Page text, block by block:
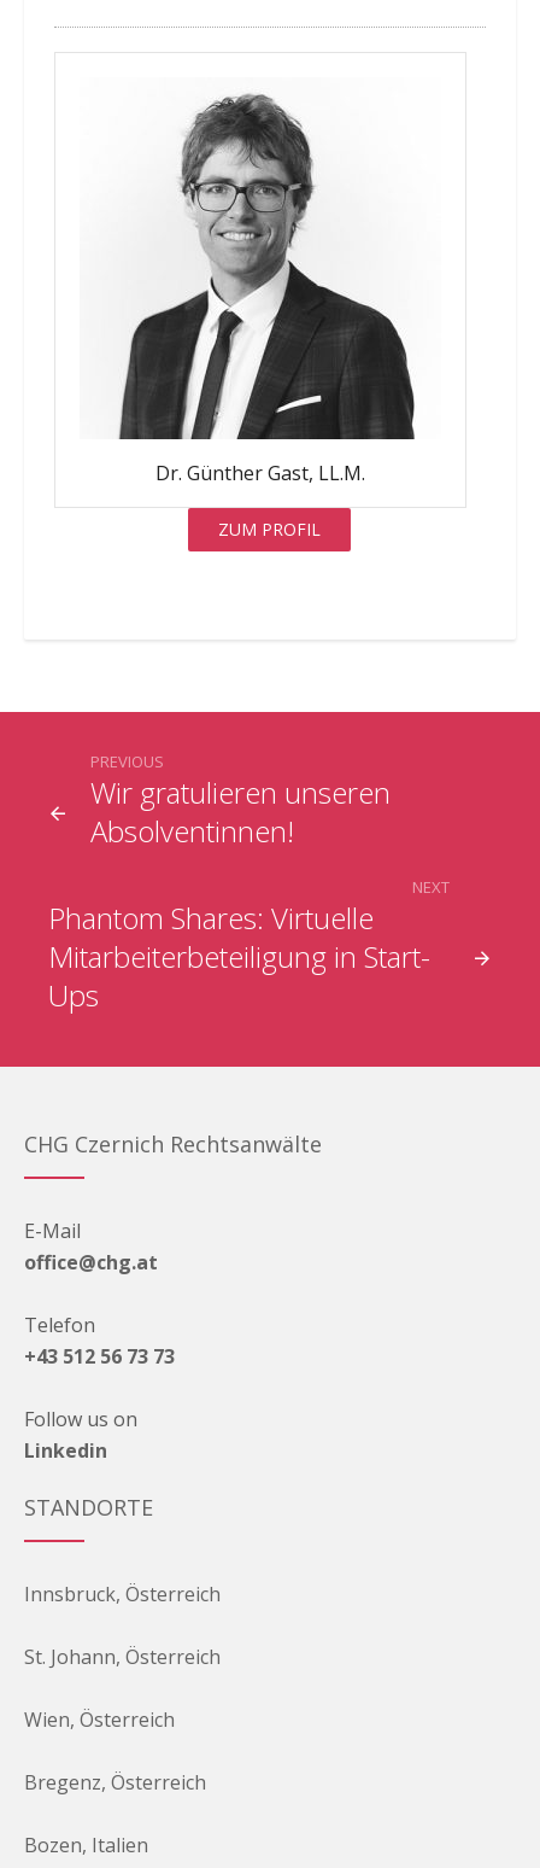
Dr. Günther Gast, LL.M.
ZUM PROFIL
Wir gratulieren unseren
Absolventinnen!
PREVIOUS
Phantom Shares: Virtuelle
Mitarbeiterbeteiligung in Start-
Ups
NEXT
CHG Czernich Rechtsanwälte
E-Mail
office@chg.at
Telefon
+43 512 56 73 73
Follow us on
Linkedin
STANDORTE
Innsbruck, Österreich
St. Johann, Österreich
Wien, Österreich
Bregenz, Österreich
Bozen, Italien